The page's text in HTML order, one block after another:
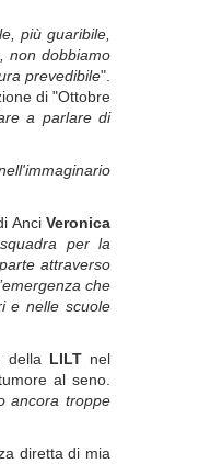
più guaribile,
non dobbiamo
prevedibile".
di "Ottobre
a parlare di
Anci Veronica
per la
attraverso
che
e nelle scuole
della LILTnel
al seno.
ancora troppe
diretta di mia